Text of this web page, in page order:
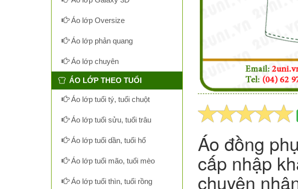
Áo đồng
cấp nhập
chuyên
Áo lớp Oversize
Áo lớp phản quang
Áo lớp chuyên
ÁO LỚP THEO TUỔI
Áo lớp tuổi tý, tuổi chuột
Áo lớp tuổi sửu, tuổi trâu
Áo lớp tuổi dần, tuổi hổ
Áo lớp tuổi mão, tuổi mèo
Áo lớp tuổi thìn, tuổi rồng